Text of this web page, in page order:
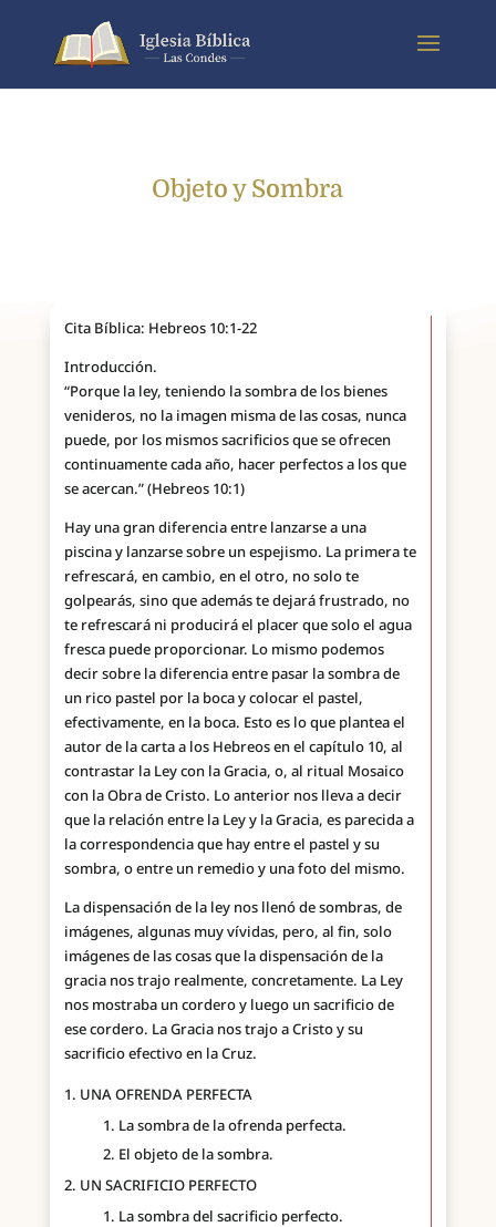
Objeto y Sombra
Cita Bíblica: Hebreos 10:1-22
Introducción.
“Porque la ley, teniendo la sombra de los bienes
venideros, no la imagen misma de las cosas, nunca
puede, por los mismos sacrificios que se ofrecen
continuamente cada año, hacer perfectos a los que
se acercan.” (Hebreos 10:1)
Hay una gran diferencia entre lanzarse a una
piscina y lanzarse sobre un espejismo. La primera te
refrescará, en cambio, en el otro, no solo te
golpearás, sino que además te dejará frustrado, no
te refrescará ni producirá el placer que solo el agua
fresca puede proporcionar. Lo mismo podemos
decir sobre la diferencia entre pasar la sombra de
un rico pastel por la boca y colocar el pastel,
efectivamente, en la boca. Esto es lo que plantea el
autor de la carta a los Hebreos en el capítulo 10, al
contrastar la Ley con la Gracia, o, al ritual Mosaico
con la Obra de Cristo. Lo anterior nos lleva a decir
que la relación entre la Ley y la Gracia, es parecida a
la correspondencia que hay entre el pastel y su
sombra, o entre un remedio y una foto del mismo.
La dispensación de la ley nos llenó de sombras, de
imágenes, algunas muy vívidas, pero, al fin, solo
imágenes de las cosas que la dispensación de la
gracia nos trajo realmente, concretamente. La Ley
nos mostraba un cordero y luego un sacrificio de
ese cordero. La Gracia nos trajo a Cristo y su
sacrificio efectivo en la Cruz.
UNA OFRENDA PERFECTA
La sombra de la ofrenda perfecta.
El objeto de la sombra.
UN SACRIFICIO PERFECTO
La sombra del sacrificio perfecto.